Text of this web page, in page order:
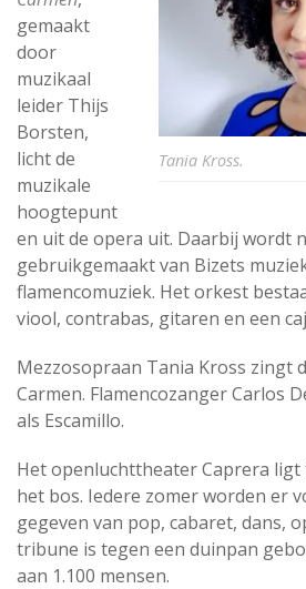
Tania Kross.
gemaakt
door
muzikaal
leider Thijs
Borsten,
licht de
muzikale
hoogtepunt
en uit de opera uit. Daarbij wordt
gebruikgemaakt van Bizets
flamencomuziek. Het orkest
viool, contrabas, gitaren en een
Mezzosopraan Tania Kross zingt
Carmen. Flamencozanger Carlos
als Escamillo.
Het openluchttheater Caprera ligt
het bos. Iedere zomer worden er
gegeven van pop, cabaret, dans,
tribune is tegen een duinpan
aan 1.100 mensen.